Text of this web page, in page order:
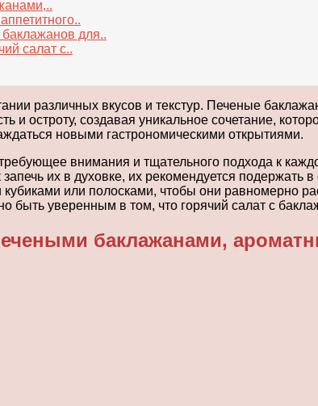
для..
салат с..
различных вкусов и текстур. Печеные
остроту, создавая уникальное сочетание,
новыми гастрономическими открытиями.
внимания и тщательного подхода к
их в духовке, их рекомендуется подержать в
или полосками, чтобы они равномерно
быть уверенным в том, что горячий салат с
баклажанами,